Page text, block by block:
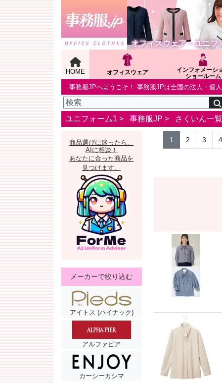
オフィスウェア・ユニフ
HOME オフィスウェア
インフォメーシ
ショールーム
事務服JPへようこそ！ 事務服JPは全国の法人・個
ユニフォーム1 > 事務服JP > さくいん一覧
商品選びに迷ったら、
AIに相談！
あなたに合った商品を
見つけます。
メーカーで絞り込む
アイトス (ハイナック)
アルファピア
カーシーカシマ
1 2 3 4